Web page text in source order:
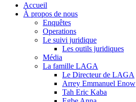
Accueil
À propos de nous
Enquêtes
Operations
Le suivi juridique
Les outils juridiques
Média
La famille LAGA
Le Directeur de LAGA
Arrey Emmanuel Enow
Tah Eric Kaba